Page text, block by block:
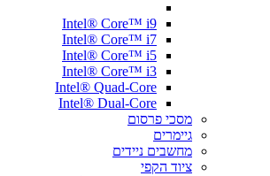
Intel® Core™ i9
Intel® Core™ i7
Intel® Core™ i5
Intel® Core™ i3
Intel® Quad-Core
Intel® Dual-Core
מסכי פרסום
גיימרים
מחשבים ניידים
ציוד הקפי